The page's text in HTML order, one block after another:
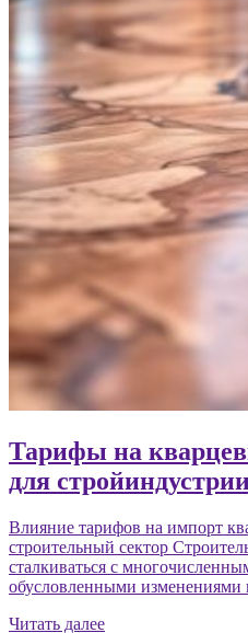
Тарифы на
для
Влияние тарифов на импорт
строительный сектор
сталкиваться с
обусловленными изменениями
Читать далее